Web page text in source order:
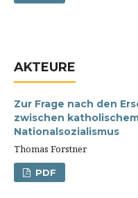
AKTEURE
Zur Frage nach den
zwischen
Nationalsozialismus
Thomas Forstner
PDF